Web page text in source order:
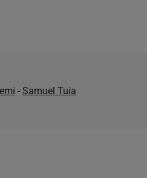
- Samuel Tuia